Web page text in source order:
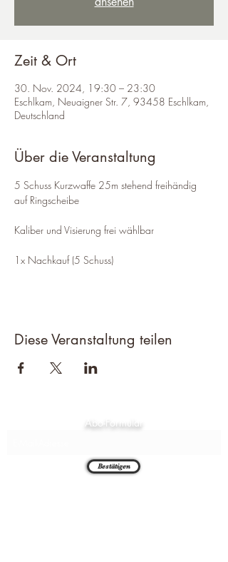
Zeit & Ort
30. Nov. 2024, 19:30 – 23:30
Eschlkam, Neuaigner Str. 7, 93458 Eschlkam,
Deutschland
Über die Veranstaltung
5 Schuss Kurzwaffe 25m stehend freihändig
auf Ringscheibe
Kaliber und Visierung frei wählbar
1x Nachkauf (5 Schuss)
Diese Veranstaltung teilen
Abo-Formular
Bestätigen